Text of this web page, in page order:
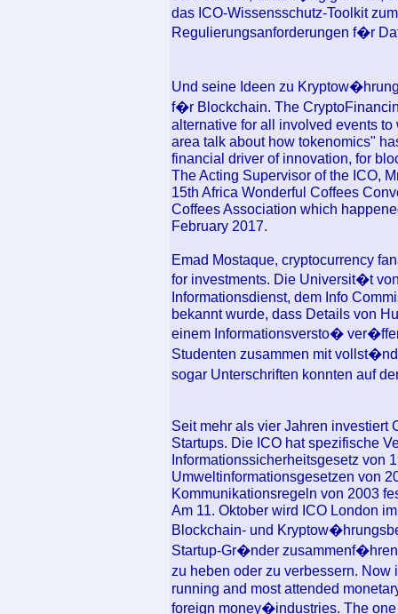
das ICO-Wissensschutz-Toolkit
Regulierungsanforderungen f�r
Und seine Ideen zu
f�r Blockchain. The
alternative for all involved events
area talk about how tokenomics"
financial driver of innovation, for
The Acting Supervisor of the ICO,
15th Africa Wonderful Coffees
Coffees Association which
February 2017.
Emad Mostaque, cryptocurrency
for investments. Die Universit�t
Informationsdienst, dem Info
bekannt wurde, dass Details von
einem Informationsversto�
Studenten zusammen mit
sogar Unterschriften konnten auf
Seit mehr als vier Jahren investiert
Startups. Die ICO hat spezifische
Informationssicherheitsgesetz von
Umweltinformationsgesetzen von
Kommunikationsregeln von 2003
Am 11. Oktober wird ICO London
Blockchain- und
Startup-Gr�nder
zu heben oder zu verbessern.
running and most attended
foreign money�industries. The